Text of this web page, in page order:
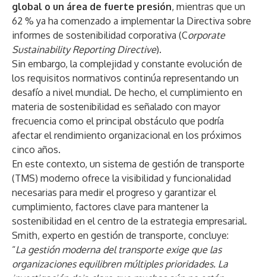
global o un área de fuerte presión, mientras que un
62 % ya ha comenzado a implementar la Directiva sobre
informes de sostenibilidad corporativa (Corporate
Sustainability Reporting Directive).
Sin embargo, la complejidad y constante evolución de
los requisitos normativos continúa representando un
desafío a nivel mundial. De hecho, el cumplimiento en
materia de sostenibilidad es señalado con mayor
frecuencia como el principal obstáculo que podría
afectar el rendimiento organizacional en los próximos
cinco años.
En este contexto, un sistema de gestión de transporte
(TMS) moderno ofrece la visibilidad y funcionalidad
necesarias para medir el progreso y garantizar el
cumplimiento, factores clave para mantener la
sostenibilidad en el centro de la estrategia empresarial.
Smith, experto en gestión de transporte, concluye:
“La gestión moderna del transporte exige que las
organizaciones equilibren múltiples prioridades. La